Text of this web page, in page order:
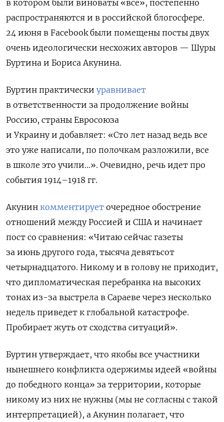
в котором были виноваты «все», постепенно
распространяются и в российской блогосфере.
24 июня в Facebook были помещены посты двух
очень идеологически несхожих авторов — Шуры
Буртина и Бориса Акунина.
Буртин практически уравнивает
в ответственности за продолжение войны
Россию, страны Евросоюза
и Украину и добавляет: «Сто лет назад ведь все
это уже написали, по полочкам разложили, все
в школе это учили…». Очевидно, речь идет про
события 1914–1918 гг.
Акунин комментирует очередное обострение
отношений между Россией и США и начинает
пост со сравнения: «Читаю сейчас газеты
за июнь другого года, тысяча девятьсот
четырнадцатого. Никому и в голову не приходит,
что дипломатическая перебранка на высоких
тонах из-за выстрела в Сараеве через несколько
недель приведет к глобальной катастрофе.
Пробирает жуть от сходства ситуаций».
Буртин утверждает, что якобы все участники
нынешнего конфликта одержимы идеей «войны
до победного конца» за территории, которые
никому из них не нужны (мы не согласны с такой
интерпретацией), а Акунин полагает, что